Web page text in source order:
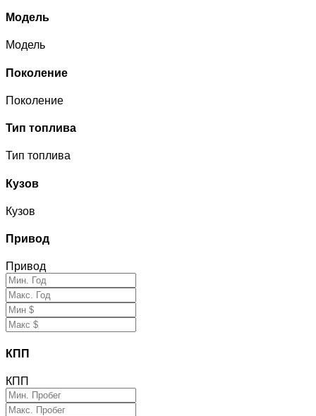
Модель
Модель
Поколение
Поколение
Тип топлива
Тип топлива
Кузов
Кузов
Привод
Привод
КПП
КПП